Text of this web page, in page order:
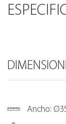
Ancho: